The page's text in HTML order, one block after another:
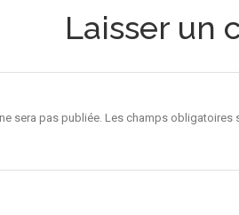
Laisser un
sera pas publiée. Les champs obligatoires